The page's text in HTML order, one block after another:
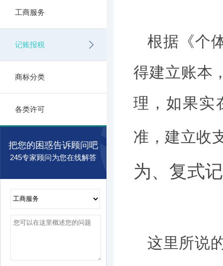
工商服务
记账报税
商标分类
各类许可
把您的困惑告诉顾问吧
245专家顾问为您在线解答
根据《个
得建立账本
理，如果实
准，建立收
为、复式
这里所说